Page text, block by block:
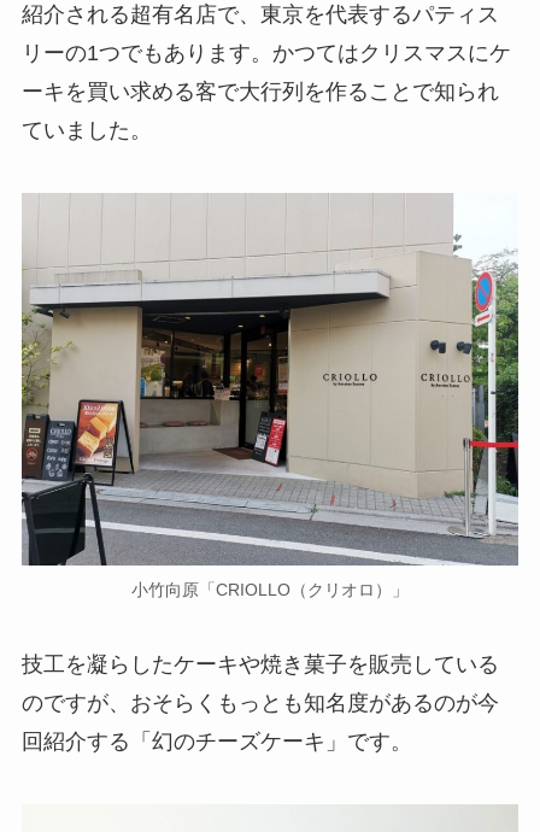
紹介される超有名店で、東京を代表するパティス
リーの1つでもあります。かつてはクリスマスにケ
ーキを買い求める客で大行列を作ることで知られ
ていました。
小竹向原「CRIOLLO（クリオロ）」
技工を凝らしたケーキや焼き菓子を販売している
のですが、おそらくもっとも知名度があるのが今
回紹介する「幻のチーズケーキ」です。